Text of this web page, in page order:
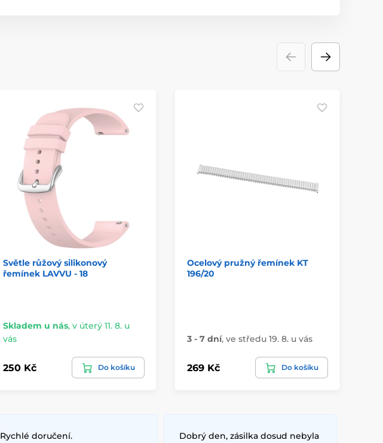
Světle růžový silikonový
řemínek LAVVU - 18
Skladem u nás, v úterý 11. 8. u
vás
250 Kč Do košíku
Ocelový pružný řemínek KT
196/20
3 - 7 dní, ve středu 19. 8. u vás
269 Kč Do košíku
Rychlé doručení.
Dobrý den, zásilka dosud nebyla